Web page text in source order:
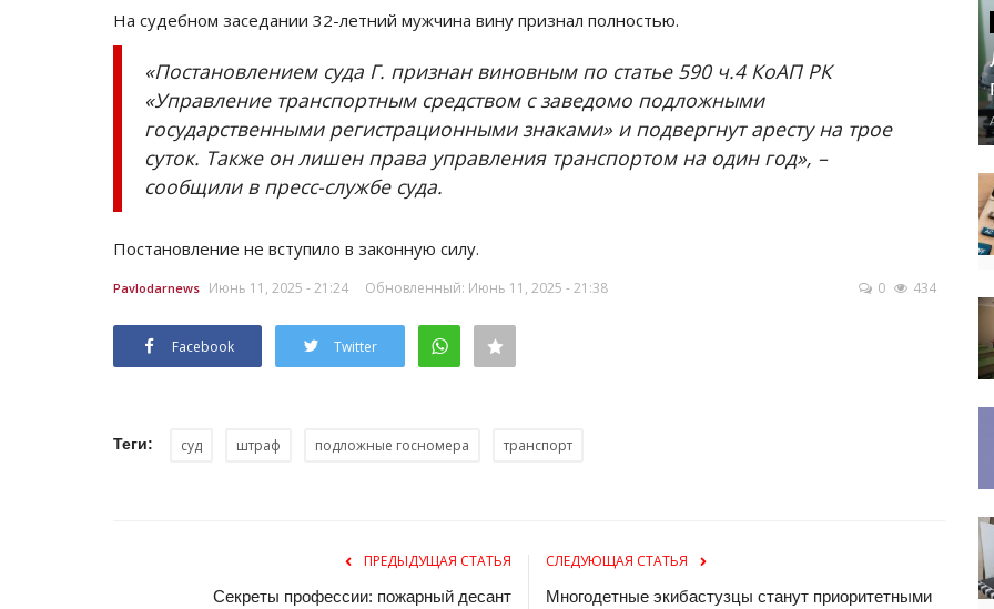
На судебном заседании 32-летний мужчина вину признал полностью.
«Постановлением суда Г. признан виновным по статье 590 ч.4 КоАП РК
«Управление транспортным средством с заведомо подложными
государственными регистрационными знаками» и подвергнут аресту на трое
суток. Также он лишен права управления транспортом на один год», –
сообщили в пресс-службе суда.
Постановление не вступило в законную силу.
Pavlodarnews Июнь 11, 2025 - 21:24 Обновленный: Июнь 11, 2025 - 21:38 0 434
Facebook Twitter
Теги: суд штраф подложные госномера транспорт
ПРЕДЫДУЩАЯ СТАТЬЯ
Секреты профессии: пожарный десант
СЛЕДУЮЩАЯ СТАТЬЯ
Многодетные экибастузцы станут приоритетными